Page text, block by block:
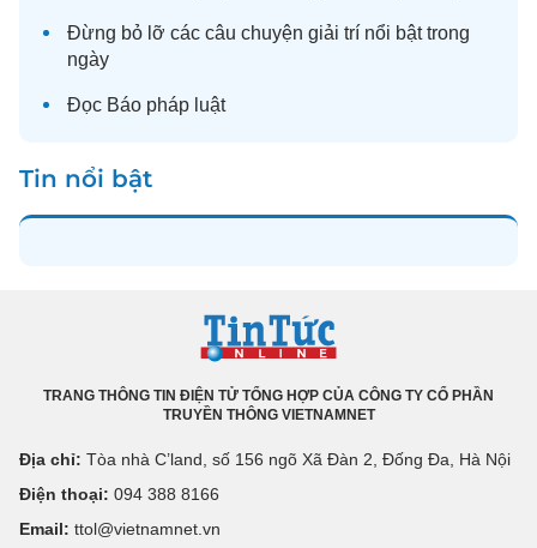
Đừng bỏ lỡ các câu chuyện giải trí nổi bật trong
ngày
Đọc Báo pháp luật
Tin nổi bật
TRANG THÔNG TIN ĐIỆN TỬ TỔNG HỢP CỦA CÔNG TY CỔ PHẦN
TRUYỀN THÔNG VIETNAMNET
Địa chỉ: Tòa nhà C’land, số 156 ngõ Xã Đàn 2, Đống Đa, Hà Nội
Điện thoại: 094 388 8166
Email: ttol@vietnamnet.vn